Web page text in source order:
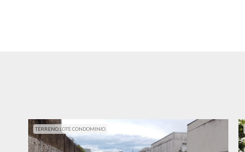
TERRENO LOTE CONDOMINIO